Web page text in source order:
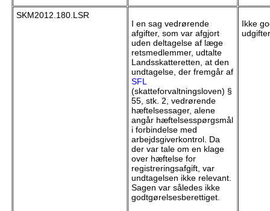
SKM2012.180.LSR
I en sag vedrørende
afgifter, som var afgjort
uden deltagelse af læge
retsmedlemmer, udtalte
Landsskatteretten, at den
undtagelse, der fremgår af
SFL
(skatteforvaltningsloven) §
55, stk. 2, vedrørende
hæftelsessager, alene
angår hæftelsesspørgsmål
i forbindelse med
arbejdsgiverkontrol. Da
der var tale om en klage
over hæftelse for
registreringsafgift, var
undtagelsen ikke relevant.
Sagen var således ikke
godtgørelsesberettiget.
Ikke
udgifter